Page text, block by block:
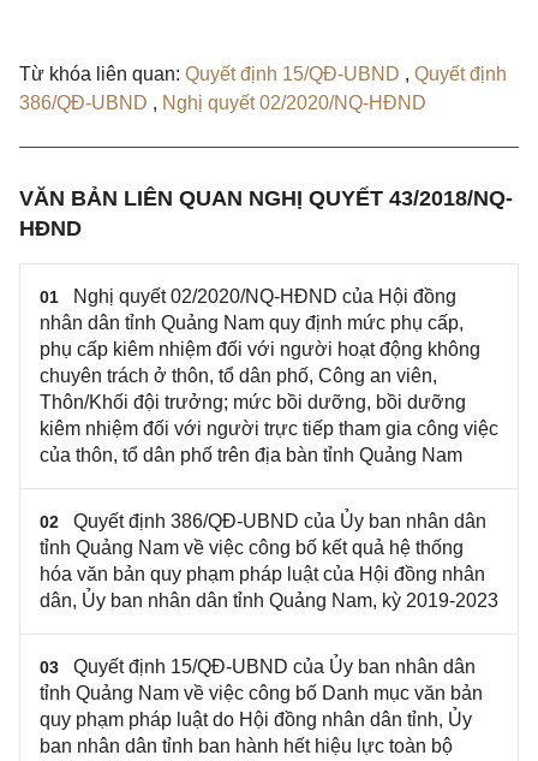
Từ khóa liên quan: Quyết định 15/QĐ-UBND , Quyết định
386/QĐ-UBND , Nghị quyết 02/2020/NQ-HĐND
VĂN BẢN LIÊN QUAN NGHỊ QUYẾT 43/2018/NQ-
HĐND
01
Nghị quyết 02/2020/NQ-HĐND của Hội đồng
nhân dân tỉnh Quảng Nam quy định mức phụ cấp,
phụ cấp kiêm nhiệm đối với người hoạt động không
chuyên trách ở thôn, tổ dân phố, Công an viên,
Thôn/Khối đội trưởng; mức bồi dưỡng, bồi dưỡng
kiêm nhiệm đối với người trực tiếp tham gia công việc
của thôn, tổ dân phố trên địa bàn tỉnh Quảng Nam
02
Quyết định 386/QĐ-UBND của Ủy ban nhân dân
tỉnh Quảng Nam về việc công bố kết quả hệ thống
hóa văn bản quy phạm pháp luật của Hội đồng nhân
dân, Ủy ban nhân dân tỉnh Quảng Nam, kỳ 2019-2023
03
Quyết định 15/QĐ-UBND của Ủy ban nhân dân
tỉnh Quảng Nam về việc công bố Danh mục văn bản
quy phạm pháp luật do Hội đồng nhân dân tỉnh, Ủy
ban nhân dân tỉnh ban hành hết hiệu lực toàn bộ